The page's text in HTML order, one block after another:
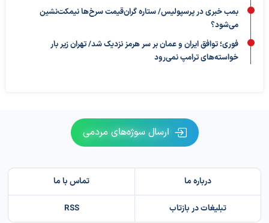
بمب خبری در پرسپولیس/ ستاره گران‌قیمت سرخ‌ها نیمکت‌نشین
می‌شود؟
فوری؛ توافق ایران و عمان بر سر هرمز نزدیک شد/ تهران زیر بار
خواسته‌های ترامپ نمی‌رود
ارسال سوژه‌های مردمی
درباره ما تماس با ما
تبلیغات در بازتاب RSS